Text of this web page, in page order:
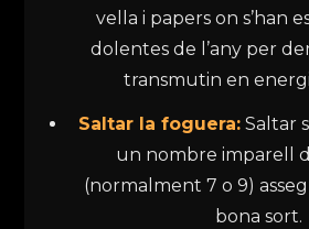
vella i papers on s’han
dolentes de l’any per
transmutin en
Saltar la foguera:Saltar
un nombre imparell
(normalment 7 o 9)
bona sort.